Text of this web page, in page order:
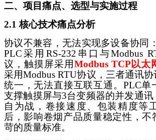
二、项目痛点、选型与实施过程
2.1 核心技术痛点分析
协议不兼容，无法实现多设备协同
PLC采用RS-232串口与Modbus
议，触摸屏采用Modbus TCP以太
采用Modbus RTU协议，三者通讯
统一，无法直接互联互通。PLC单
支撑触摸屏与3台变频器的并发通
自为战，卷接速度、包装精度等
后，影响卷烟产品质量稳定性，不
苛的质量标准。